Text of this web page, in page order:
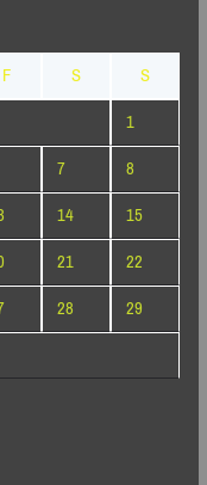
F S
S
1
7
8
14
15
21
22
28
29